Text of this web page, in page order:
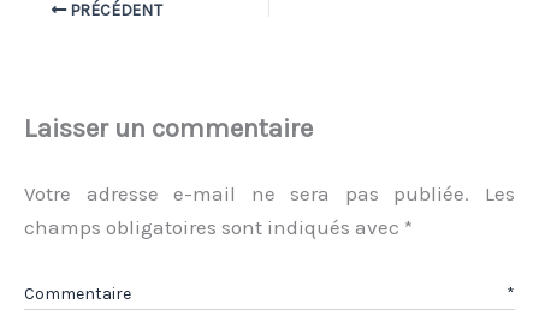
PRÉCÉDENT
Laisser un commentaire
Votre adresse e-mail ne sera pas publiée.
Les
champs obligatoires sont indiqués avec *
Commentaire *